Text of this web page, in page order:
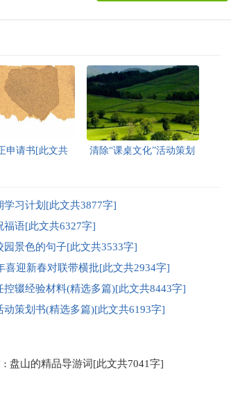
申请书[此文共
清除“课桌文化”活动策划
学习计划[此文共3877字]
福语[此文共6327字]
园景色的句子[此文共3533字]
喜迎新春对联带横批[此文共2934字]
控辍经验材料(精选多篇)[此文共8443字]
动策划书(精选多篇)[此文共6193字]
盘山的精品导游词[此文共7041字]